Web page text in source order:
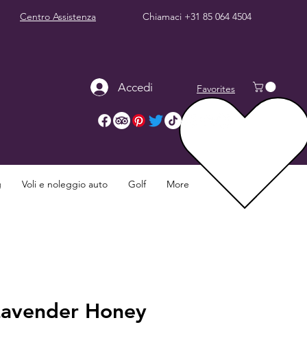
Centro Assistenza Chiamaci +31 85 064 4504
Accedi Favorites
Voli e noleggio auto Golf More
Honey